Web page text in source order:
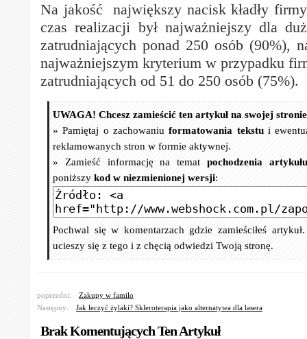
Na jakość największy nacisk kładły
czas realizacji był najważniejszy dla
zatrudniających ponad 250 osób (90%),
najważniejszym kryterium w przypadku
zatrudniających od 51 do 250 osób (75%).
UWAGA! Chcesz zamieścić ten artykuł na swojej
» Pamiętaj o zachowaniuformatowania tekstui
reklamowanych stron w formie aktywnej.
» Zamieść informację na temat pochodzenia artykułu
poniższy kod w niezmienionej wersji:
Pochwal się w komentarzach gdzie zamieściłeś
ucieszy się z tego i z chęcią odwiedzi Twoją stronę.
poprzedni:
Zakupy w familo
Następny:
Jak leczyć żylaki? Skleroterapia jako alternatywa dla lasera
Brak Komentujących Ten Artykuł